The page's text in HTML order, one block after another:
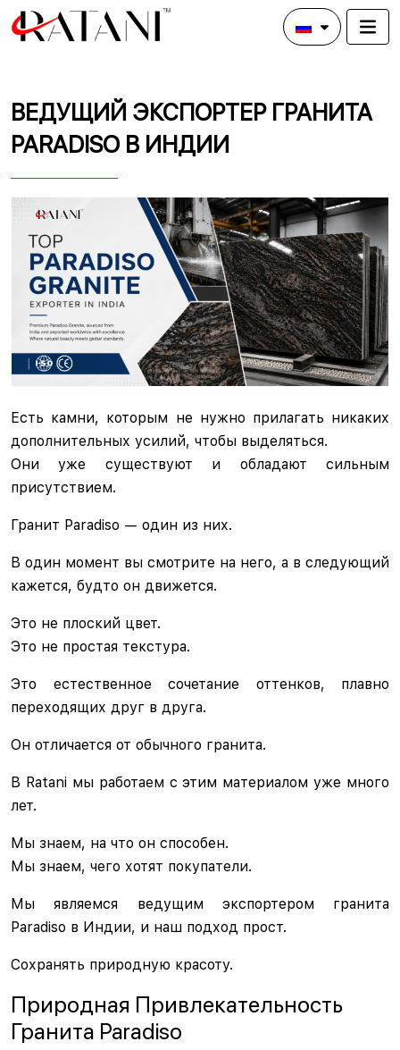
ВЕДУЩИЙ ЭКСПОРТЕР ГРАНИТА
PARADISO В ИНДИИ
Есть камни, которым не нужно прилагать никаких
дополнительных усилий, чтобы выделяться.
Они уже существуют и обладают сильным
присутствием.
Гранит Paradiso — один из них.
В один момент вы смотрите на него, а в следующий
кажется, будто он движется.
Это не плоский цвет.
Это не простая текстура.
Это естественное сочетание оттенков, плавно
переходящих друг в друга.
Он отличается от обычного гранита.
В Ratani мы работаем с этим материалом уже много
лет.
Мы знаем, на что он способен.
Мы знаем, чего хотят покупатели.
Мы являемся ведущим экспортером гранита
Paradiso в Индии, и наш подход прост.
Сохранять природную красоту.
Природная Привлекательность
Гранита Paradiso